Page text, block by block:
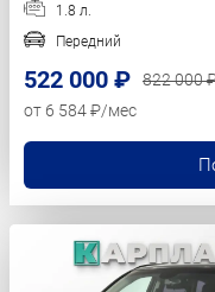
1.8 л.
Передний
522 000 ₽
822 000
от 6 584 ₽/мес